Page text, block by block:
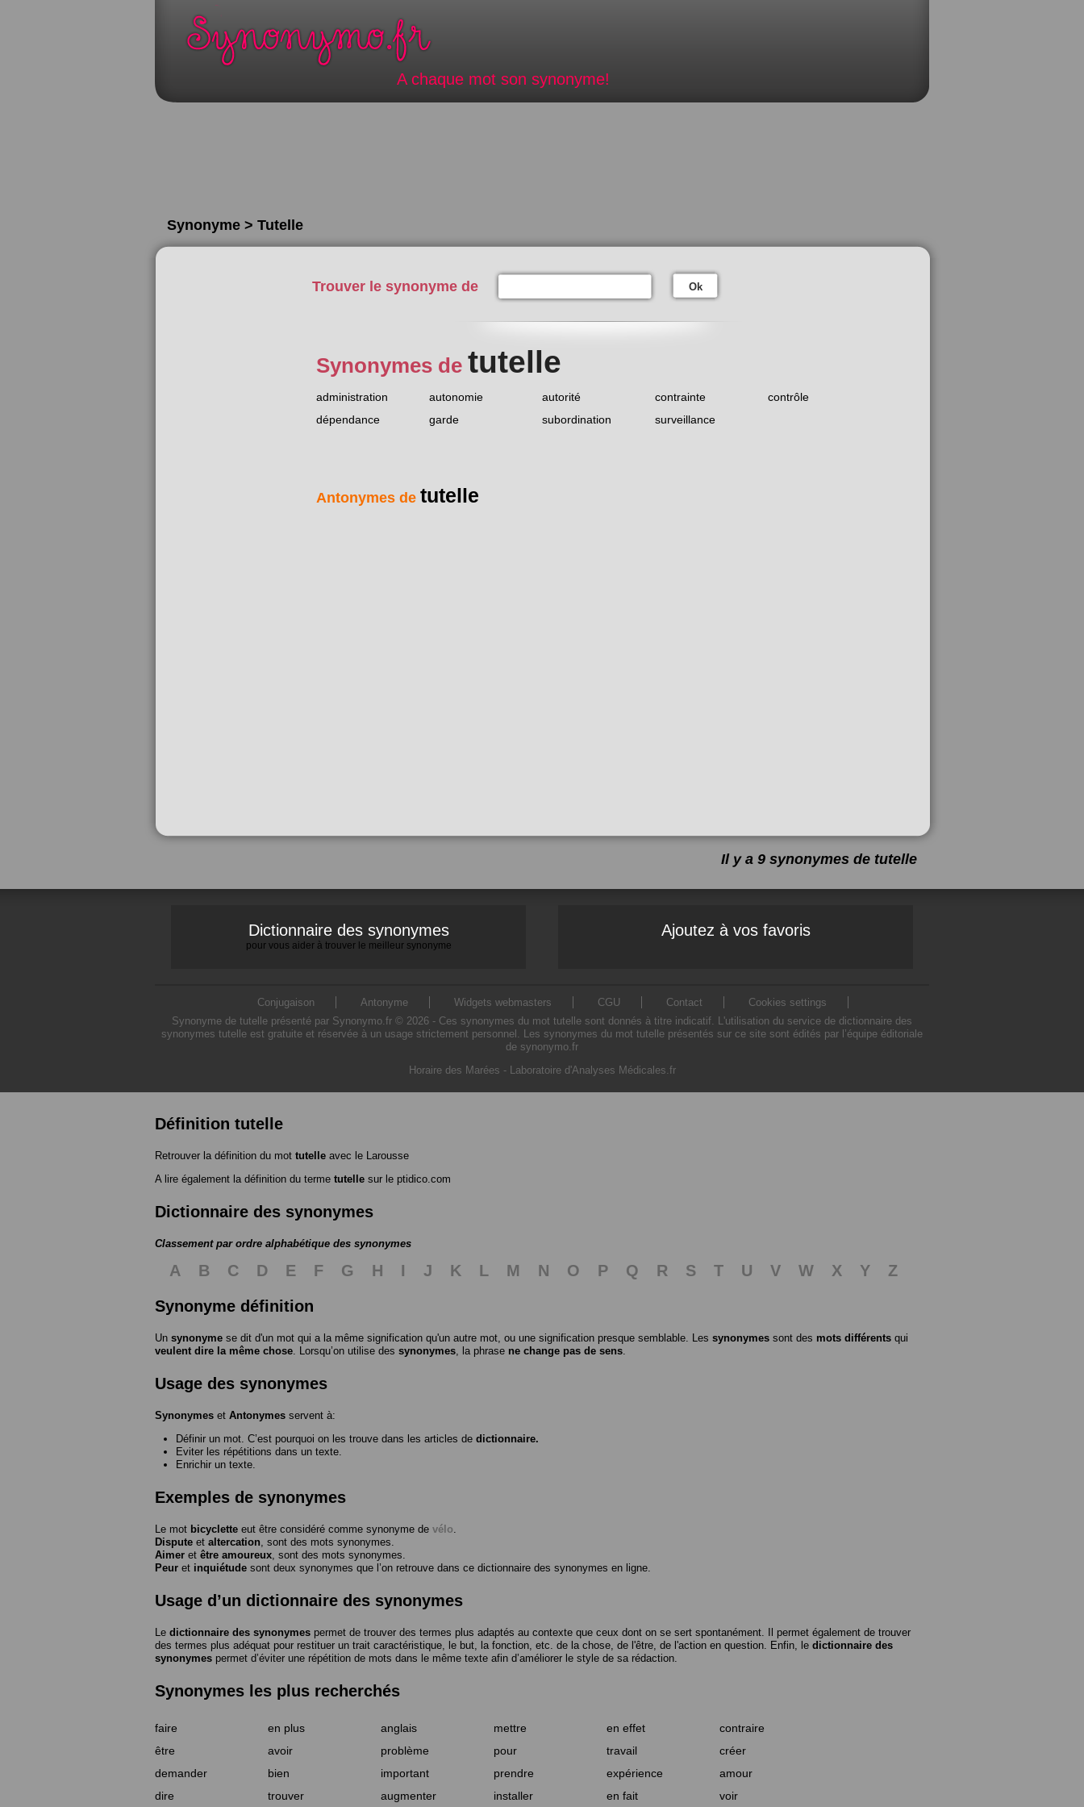
A chaque mot son synonyme!
Synonyme > Tutelle
Trouver le synonyme de Ok
Synonymes de tutelle
administration autonomie autorité contrainte
contrôle
dépendance
garde subordination surveillance
Antonymes de tutelle
Il y a 9 synonymes de tutelle
Dictionnaire des synonymes
pour vous aider à trouver le meilleur synonyme
Ajoutez à vos favoris
Conjugaison Antonyme Widgets webmasters CGU Contact
Cookies settings
Synonyme de tutelle présenté par Synonymo.fr © 2026 - Ces synonymes du mot tutelle sont donnés à titre indicatif. L'utilisation du service de dictionnaire des
synonymes tutelle est gratuite et réservée à un usage strictement personnel. Les synonymes du mot tutelle présentés sur ce site sont édités par l’équipe éditoriale
de synonymo.fr
Horaire des Marées - Laboratoire d'Analyses Médicales.fr
Définition tutelle
Retrouver la définition du mot tutelle avec le Larousse
A lire également la définition du terme tutelle sur le ptidico.com
Dictionnaire des synonymes
Classement par ordre alphabétique des synonymes
A B C D E F G H I J K L M N O P Q R S T U V W X Y
Z
Synonyme définition
Un synonyme se dit d'un mot qui a la même signification qu'un autre mot, ou une signification presque semblable. Les synonymes sont des mots différents qui
veulent dire la même chose . Lorsqu’on utilise des synonymes , la phrase ne change pas de sens
Usage des synonymes
Synonymes et Antonymes servent à:
Définir un mot. C’est pourquoi on les trouve dans les articles de dictionnaire.
Eviter les répétitions dans un texte.
Enrichir un texte.
Exemples de synonymes
Le mot bicyclette eut être considéré comme synonyme de vélo
Dispute et altercation , sont des mots synonymes.
Aimer et être amoureux , sont des mots synonymes.
Peur et inquiétude sont deux synonymes que l’on retrouve dans ce dictionnaire des synonymes en ligne.
Usage d’un dictionnaire des synonymes
Le dictionnaire des synonymes permet de trouver des termes plus adaptés au contexte que ceux dont on se sert spontanément. Il permet également de trouver
des termes plus adéquat pour restituer un trait caractéristique, le but, la fonction, etc. de la chose, de l'être, de l'action en question. Enfin, le dictionnaire des
synonymes permet d’éviter une répétition de mots dans le même texte afin d’améliorer le style de sa rédaction.
Synonymes les plus recherchés
faire en plus anglais mettre en effet
contraire
être
avoir problème pour travail
créer
demander
bien important prendre expérience
amour
dire
trouver augmenter installer en fait voir